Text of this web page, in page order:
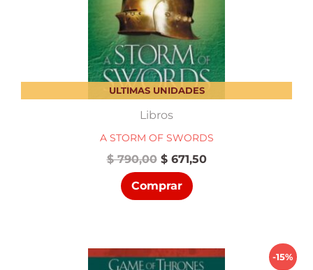
ULTIMAS UNIDADES
Libros
A STORM OF SWORDS
$790,00 El
precio
original
era:
$671,50El
Comprar
-15%